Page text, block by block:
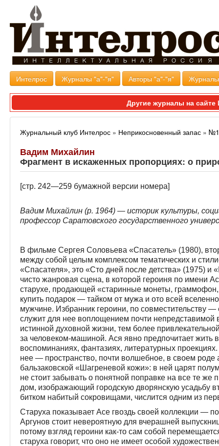
Интелрос Журналы "а"-"я" Авторы "а"-"я"
Другие журналы на
Журнальный клуб Интелрос » Неприкосновенный запас »
Вадим Михайлин
Фрагмент в искаженных пропорциях: о
[стр. 242—259 бумажной версии номера]
Вадим Михайлин (р. 1964) — историк культуры,
профессор Саратовского государственного
В фильме Сергея Соловьева «Спасатель» (1980),
между собой целым комплексом тематических и
«Спасателя», это «Сто дней после детства» (1975) и
чисто жанровая сцена, в которой героиня по имени
старухе, продающей «старинные монеты,
купить подарок — тайком от мужа и ото всей
мужчине. Избранник героини, по совместительству
служит для нее воплощением почти
истинной духовной жизни, тем более
за человеком-машиной. Ася явно предпочитает жить
воспоминаниях, фантазиях, литературных
нее — пространство, почти волшебное, в своем роде
бальзаковской «Шагреневой кожи»: в ней царят
не стоит забывать о понятной поправке на все те же
дом, изображающий городскую дворянскую усадьбу
битком набитый сокровищами, числится одним из
Старуха показывает Асе гвоздь своей коллекции —
Аргунов стоит невероятную для вчерашней
потому взгляд героини как-то сам собой
старуха говорит, что оно не имеет особой